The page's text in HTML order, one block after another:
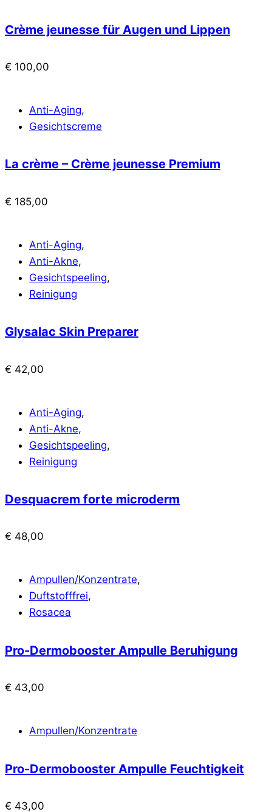
Crème jeunesse für Augen und Lippen
€ 100,00
Anti-Aging,
Gesichtscreme
La crème – Crème jeunesse Premium
€ 185,00
Anti-Aging,
Anti-Akne,
Gesichtspeeling,
Reinigung
Glysalac Skin Preparer
€ 42,00
Anti-Aging,
Anti-Akne,
Gesichtspeeling,
Reinigung
Desquacrem forte microderm
€ 48,00
Ampullen/Konzentrate,
Duftstofffrei,
Rosacea
Pro-Dermobooster Ampulle Beruhigung
€ 43,00
Ampullen/Konzentrate
Pro-Dermobooster Ampulle Feuchtigkeit
€ 43,00